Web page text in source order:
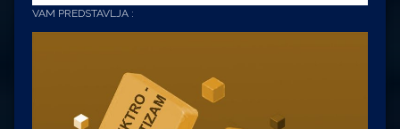
VAM PREDSTAVLJA :